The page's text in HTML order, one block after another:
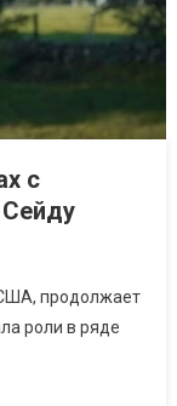
с
продолжает
роли в ряде